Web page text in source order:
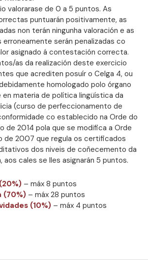
valorarase de 0 a 5 puntos. As
puntuarán positivamente, as
non terán ningunha valoración e as
serán penalizadas co
asignado á contestación correcta.
as da realización deste exercicio
que acrediten posuír o Celga 4, ou
homologado polo órgano
materia de política lingüística da
(curso de perfeccionamento de
co establecido na Orde do
de 2014 pola que se modifica a Orde
de 2007 que regula os certificados
dos niveis de coñecemento da
aos cales se lles asignarán 5 puntos.
– máx 8 puntos
(70%) – máx 28 puntos
(10%) – máx 4 puntos